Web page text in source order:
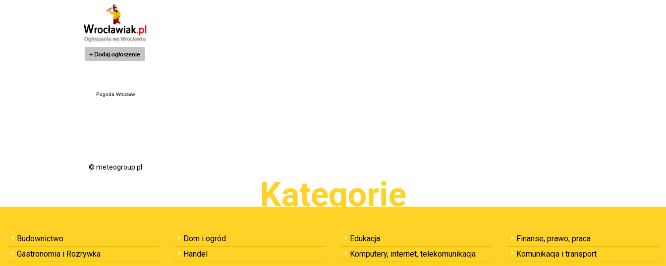
Pogoda Wrocław
© meteogroup.pl
Kategorie
Budownictwo Dom i ogród Edukacja
Finanse, prawo, praca
Gastronomia i Rozrywka
Handel Komputery, internet, telekomunikacja
Komunikacja i transport